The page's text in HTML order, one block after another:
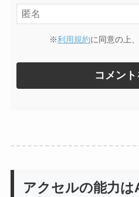
※利用規約に同意の上
アクセルの能力